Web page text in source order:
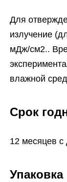
Для
излучение
мДж/см2..
влажной
Срок
12 месяцев с
Упаковка